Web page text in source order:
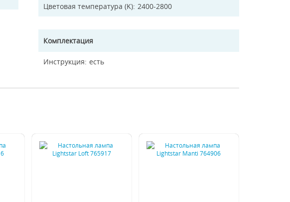
Цветовая температура (K) 2400-2800
Комплектация
Инструкция есть